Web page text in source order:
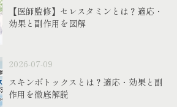
【医師監修】セレスタミンとは？適応・
効果と副作用を図解
2026-07-09
スキンボトックスとは？適応・効果と副
作用を徹底解説